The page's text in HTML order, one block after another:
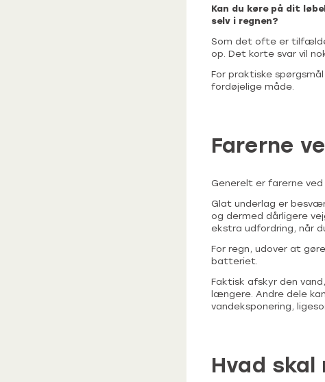
Kan du køre på dit
selv i regnen?
Som det ofte er
op. Det korte svar vil
For praktiske
fordøjelige måde.
Farerne
Generelt er farerne
Glat underlag er
og dermed dårligere
ekstra udfordring, når
For regn, udover at
batteriet.
Faktisk afskyr den
længere. Andre dele
vandeksponering,
Hvad skal